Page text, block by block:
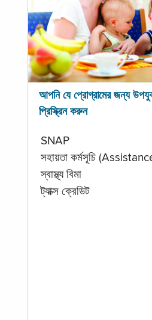
আপনি যে প্রোগ্রামের জন্য
প্রিস্ক্রিন করুন
SNAP
সহায়তা কর্মসূচি
স্বাস্থ্য বিমা
ট্যাক্স ক্রেডিট